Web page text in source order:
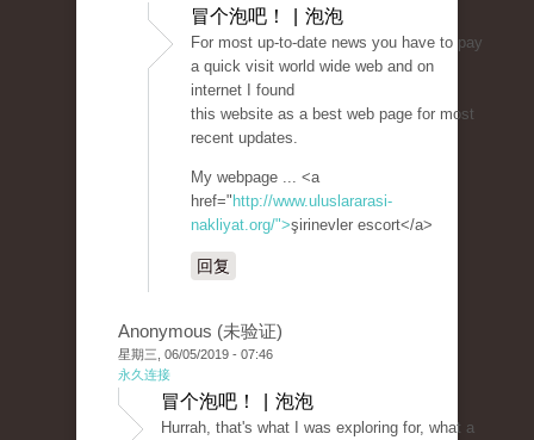
冒个泡吧！ | 泡泡
For most up-to-date news you have to pay
a quick visit world wide web and on
internet I found
this website as a best web page for most
recent updates.
My webpage ... <a
href=" http://www.uluslararasi-
nakliyat.org/">şirinevler escort</a>
回复
Anonymous (未验证)
星期三, 06/05/2019 - 07:46
永久连接
冒个泡吧！ | 泡泡
Hurrah, that's what I was exploring for, what a